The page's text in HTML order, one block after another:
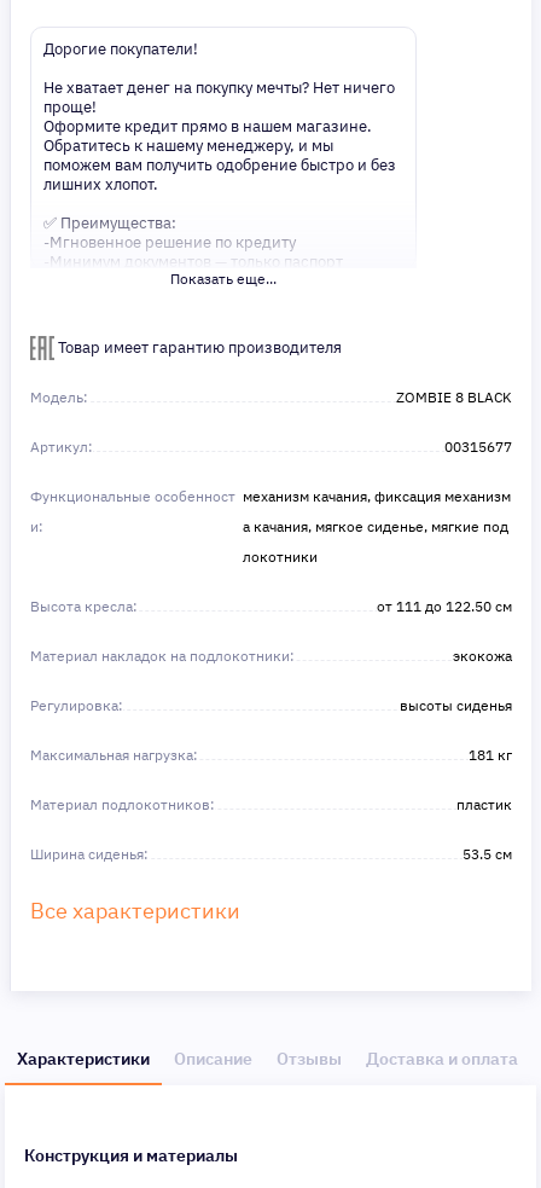
Дорогие покупатели!
Не хватает денег на покупку мечты? Нет ничего
проще!
Оформите кредит прямо в нашем магазине.
Обратитесь к нашему менеджеру, и мы
поможем вам получить одобрение быстро и без
лишних хлопот.
✅ Преимущества:
-Мгновенное решение по кредиту
-Минимум документов — только паспорт
-Удобные сроки и низкие процентные ставки
Получите то, что нужно, прямо сейчас. Ваше
удобство — наш приоритет! ✨
в этом!
Показать еще...
Товар имеет гарантию производителя
Модель: ZOMBIE 8 BLACK
Артикул: 00315677
Функциональные особенност
и:
механизм качания, фиксация механизм
а качания, мягкое сиденье, мягкие под
локотники
Высота кресла: от 111 до 122.50 см
Материал накладок на подлокотники: экокожа
Регулировка: высоты сиденья
Максимальная нагрузка: 181 кг
Материал подлокотников: пластик
Ширина сиденья: 53.5 см
Все характеристики
Характеристики Описание Отзывы Доставка и оплата
Конструкция и материалы